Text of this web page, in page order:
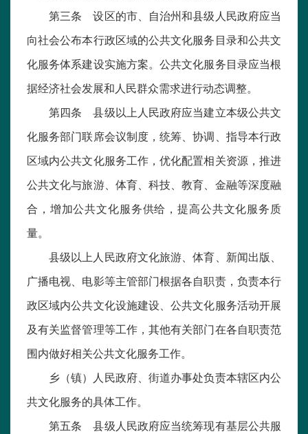
第三条 设区的市、自治州和县级人民政府应当
向社会公布本行政区域的公共文化服务目录和公共文
化服务体系建设实施方案。公共文化服务目录应当根
据经济社会发展和人民群众需求进行动态调整。
第四条 县级以上人民政府应当建立本级公共文
化服务部门联席会议制度，统筹、协调、指导本行政
区域内公共文化服务工作，优化配置相关资源，推进
公共文化与旅游、体育、科技、教育、金融等深度融
合，增加公共文化服务供给，提高公共文化服务质
量。
县级以上人民政府文化旅游、体育、新闻出版、
广播电视、电影等主管部门根据各自职责，负责本行
政区域内公共文化设施建设、公共文化服务活动开展
及有关监督管理等工作，其他有关部门在各自职责范
围内做好相关公共文化服务工作。
乡（镇）人民政府、街道办事处负责本辖区内公
共文化服务的具体工作。
第五条 县级人民政府应当统筹现有基层公共服